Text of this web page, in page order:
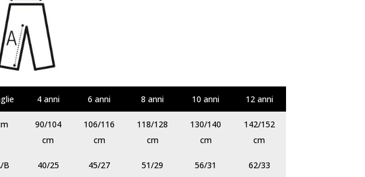
4 anni 6 anni 8 anni 10 anni 12 anni
90/104
cm
106/116
cm
118/128
cm
130/140
cm
142/152
cm
B 40/25 45/27 51/29 56/31 62/33